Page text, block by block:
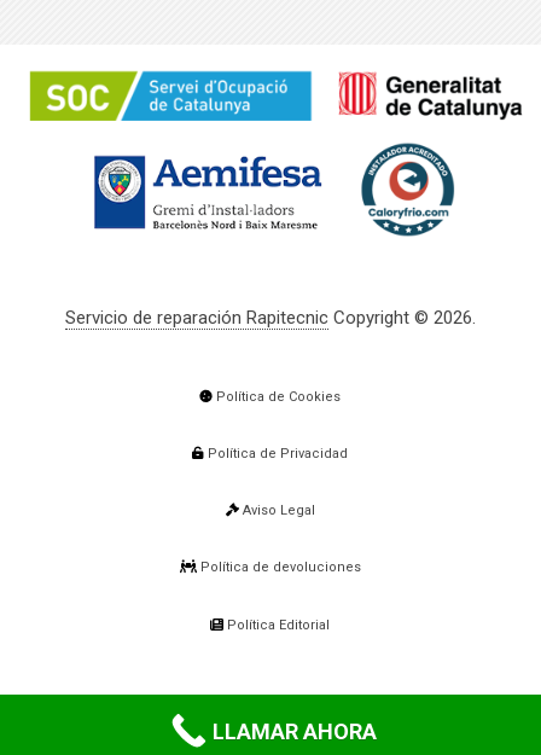
Servicio de reparación RapitecnicCopyright © 2026.
Política de Cookies
Política de Privacidad
Aviso Legal
Política de devoluciones
Política Editorial
LLAMAR AHORA